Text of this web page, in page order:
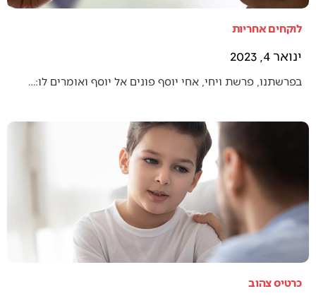
לוקחים אחריות
ינואר 4, 2023
בפרשתנו, פרשת ויחי, אחי יוסף פונים אל יוסף ואומרים לו:…
כרטיס צהוב